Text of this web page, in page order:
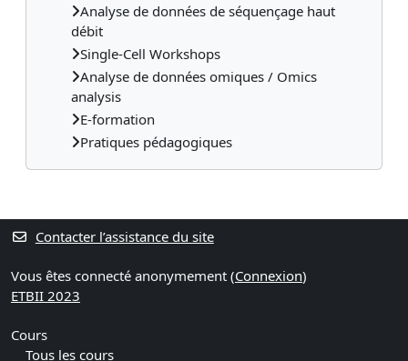
Analyse de données de séquençage haut
débit
Single-Cell Workshops
Analyse de données omiques / Omics
analysis
E-formation
Pratiques pédagogiques
Contacter l’assistance du site
Vous êtes connecté anonymement (Connexion)
ETBII 2023
Cours
Tous les cours